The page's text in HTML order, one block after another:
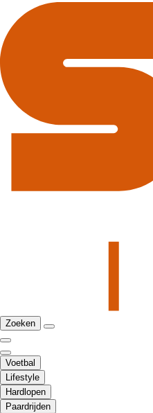
Zoeken
Voetbal
Lifestyle
Hardlopen
Paardrijden